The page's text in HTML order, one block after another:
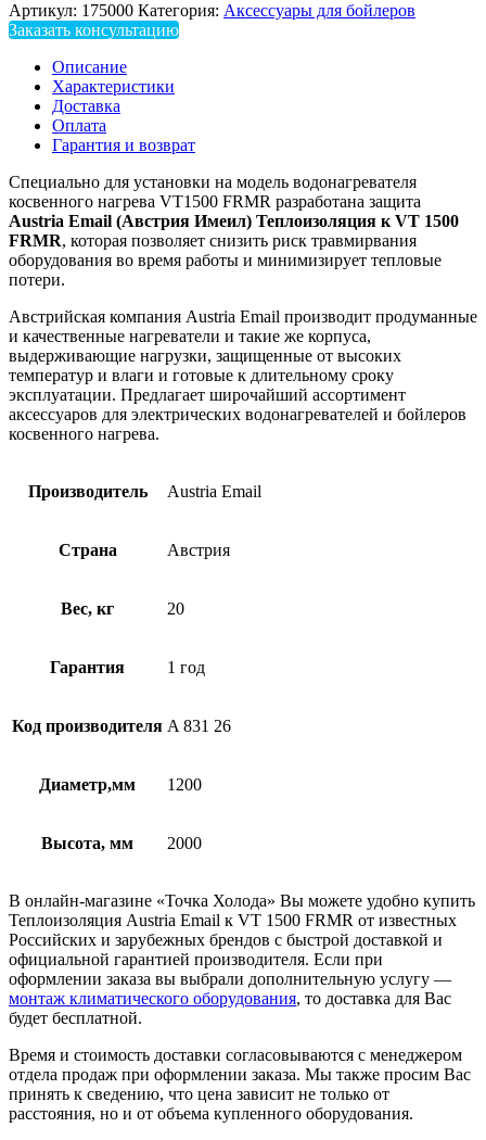
Артикул: 175000 Категория: Аксессуары для бойлеров
Заказать консультацию
Описание
Характеристики
Доставка
Оплата
Гарантия и возврат
Специально для установки на модель водонагревателя
косвенного нагрева VT1500 FRMR разработана защита
Austria Email (Австрия Имеил) Теплоизоляция к VT 1500
FRMR, которая позволяет снизить риск травмирвания
оборудования во время работы и минимизирует тепловые
потери.
Австрийская компания Austria Email производит продуманные
и качественные нагреватели и такие же корпуса,
выдерживающие нагрузки, защищенные от высоких
температур и влаги и готовые к длительному сроку
эксплуатации. Предлагает широчайший ассортимент
аксессуаров для электрических водонагревателей и бойлеров
косвенного нагрева.
Производитель Austria Email
Страна Австрия
Вес, кг 20
Гарантия 1 год
Код производителя A 831 26
Диаметр,мм 1200
Высота, мм 2000
В онлайн-магазине «Точка Холода» Вы можете удобно купить
Теплоизоляция Austria Email к VT 1500 FRMR от известных
Российских и зарубежных брендов с быстрой доставкой и
официальной гарантией производителя. Если при
оформлении заказа вы выбрали дополнительную услугу —
монтаж климатического оборудования, то доставка для Вас
будет бесплатной.
Время и стоимость доставки согласовываются с менеджером
отдела продаж при оформлении заказа. Мы также просим Вас
принять к сведению, что цена зависит не только от
расстояния, но и от объема купленного оборудования.